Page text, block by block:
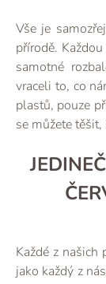
Vše je
přírodě.
samotné
vraceli to, co
plastů, pouze
se můžete
Každé z našich
jako každý z